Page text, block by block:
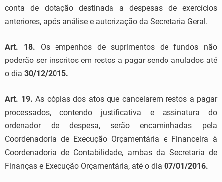
conta de dotação destinada a despesas de exercícios
anteriores, após análise e autorização da Secretaria Geral.
Art. 18. Os empenhos de suprimentos de fundos não
poderão ser inscritos em restos a pagar sendo anulados até
o dia 30/12/2015.
Art. 19. As cópias dos atos que cancelarem restos a pagar
processados, contendo justificativa e assinatura do
ordenador de despesa, serão encaminhadas pela
Coordenadoria de Execução Orçamentária e Financeira à
Coordenadoria de Contabilidade, ambas da Secretaria de
Finanças e Execução Orçamentária, até o dia 07/01/2016.